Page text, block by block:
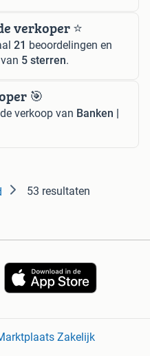
verkoper ⭐️
21 beoordelingen en
5 sterren.
🎯
verkoop van Banken |
53 resultaten
Zakelijk